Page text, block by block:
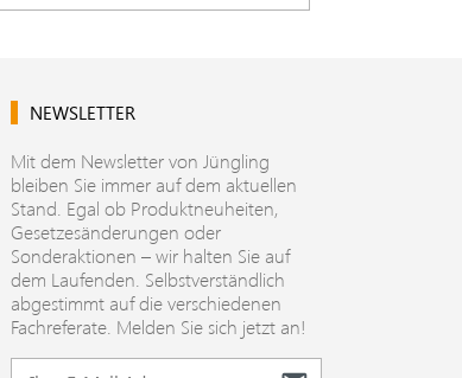
NEWSLETTER
Mit dem Newsletter von Jüngling
bleiben Sie immer auf dem aktuellen
Stand. Egal ob Produktneuheiten,
Gesetzesänderungen oder
Sonderaktionen – wir halten Sie auf
dem Laufenden. Selbstverständlich
abgestimmt auf die verschiedenen
Fachreferate. Melden Sie sich jetzt an!